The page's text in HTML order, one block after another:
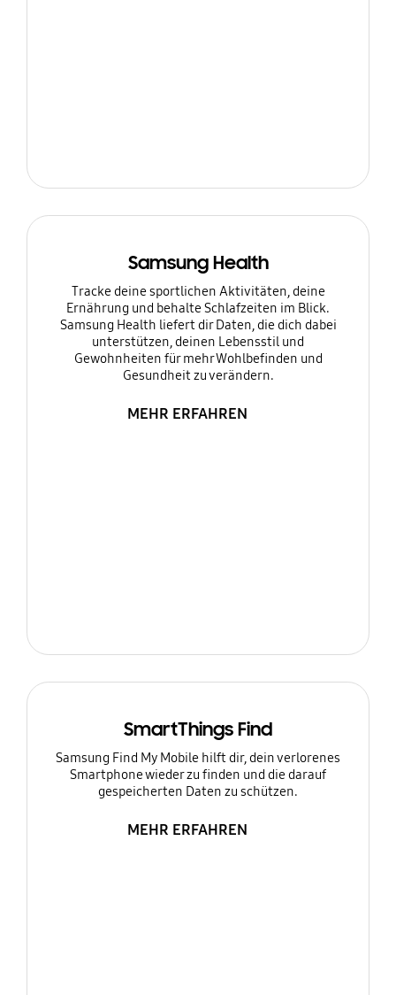
Samsung Health
Tracke deine sportlichen Aktivitäten, deine
Ernährung und behalte Schlafzeiten im Blick.
Samsung Health liefert dir Daten, die dich dabei
unterstützen, deinen Lebensstil und
Gewohnheiten für mehr Wohlbefinden und
Gesundheit zu verändern.
MEHR ERFAHREN
SmartThings Find
Samsung Find My Mobile hilft dir, dein verlorenes
Smartphone wieder zu finden und die darauf
gespeicherten Daten zu schützen.
MEHR ERFAHREN